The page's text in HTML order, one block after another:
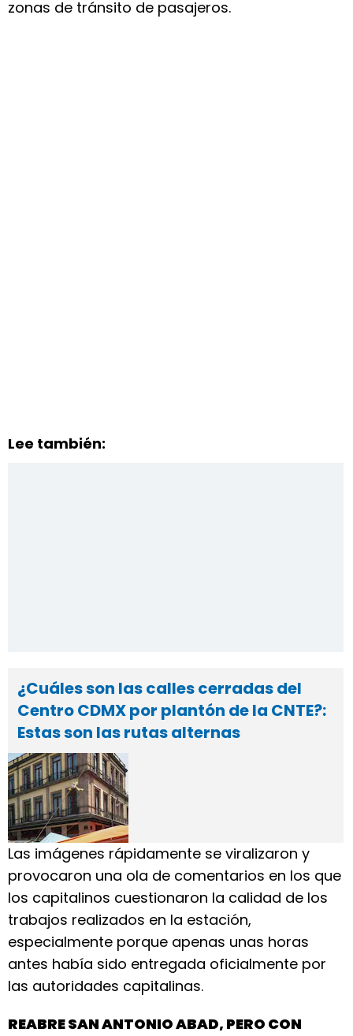
zonas de tránsito de pasajeros.
Lee también:
¿Cuáles son las calles cerradas del
Centro CDMX por plantón de la CNTE?:
Estas son las rutas alternas
Las imágenes rápidamente se viralizaron y
provocaron una ola de comentarios en los que
los capitalinos cuestionaron la calidad de los
trabajos realizados en la estación,
especialmente porque apenas unas horas
antes había sido entregada oficialmente por
las autoridades capitalinas.
REABRE SAN ANTONIO ABAD, PERO CON